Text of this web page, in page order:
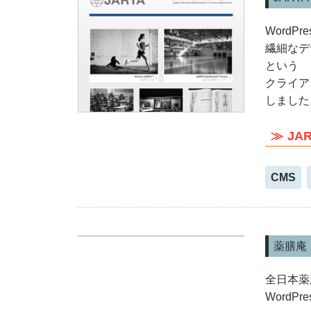
繊細な
という
クライ
しまし
CMS
薬膳庵
全日本